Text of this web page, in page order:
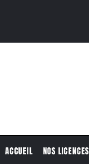
ACCUEIL NOS LICENCES